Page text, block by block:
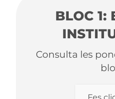
BLOC 1:
Consulta les